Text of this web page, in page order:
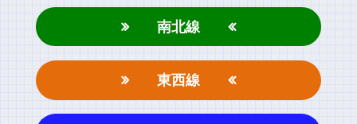
南北線
東西線